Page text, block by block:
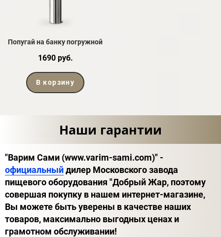
Попугай на банку погружной
1690 руб.
В корзину
Наши гарантии
"Варим Сами (www.varim-sami.com)" -
официальныйдилер Московского завода
пищевого оборудования "Добрый Жар, поэтому
совершая покупку в нашем интернет-магазине,
Вы можете быть уверены в качестве наших
товаров, максимально выгодных ценах и
грамотном обслуживании!